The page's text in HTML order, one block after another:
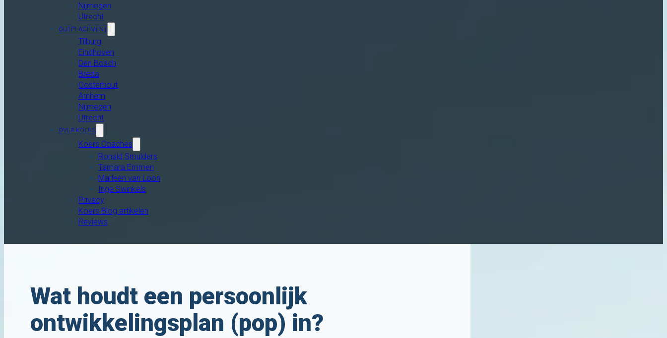
Nijmegen
Utrecht
OUTPLACEMENT
Tilburg
Eindhoven
Den Bosch
Breda
Oosterhout
Arnhem
Nijmegen
Utrecht
OVER KOERS
Koers Coaches
Ronald Smulders
Tamara Emmen
Marleen van Loon
Inge Swinkels
Privacy
Koers Blog artikelen
Reviews
Wat houdt een persoonlijk
ontwikkelingsplan (pop) in?